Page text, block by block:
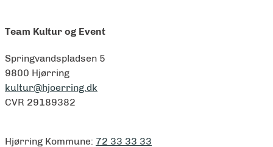
Team Kultur og Event
Springvandspladsen 5
9800 Hjørring
kultur@hjoerring.dk
CVR 29189382
Hjørring Kommune: 72 33 33 33